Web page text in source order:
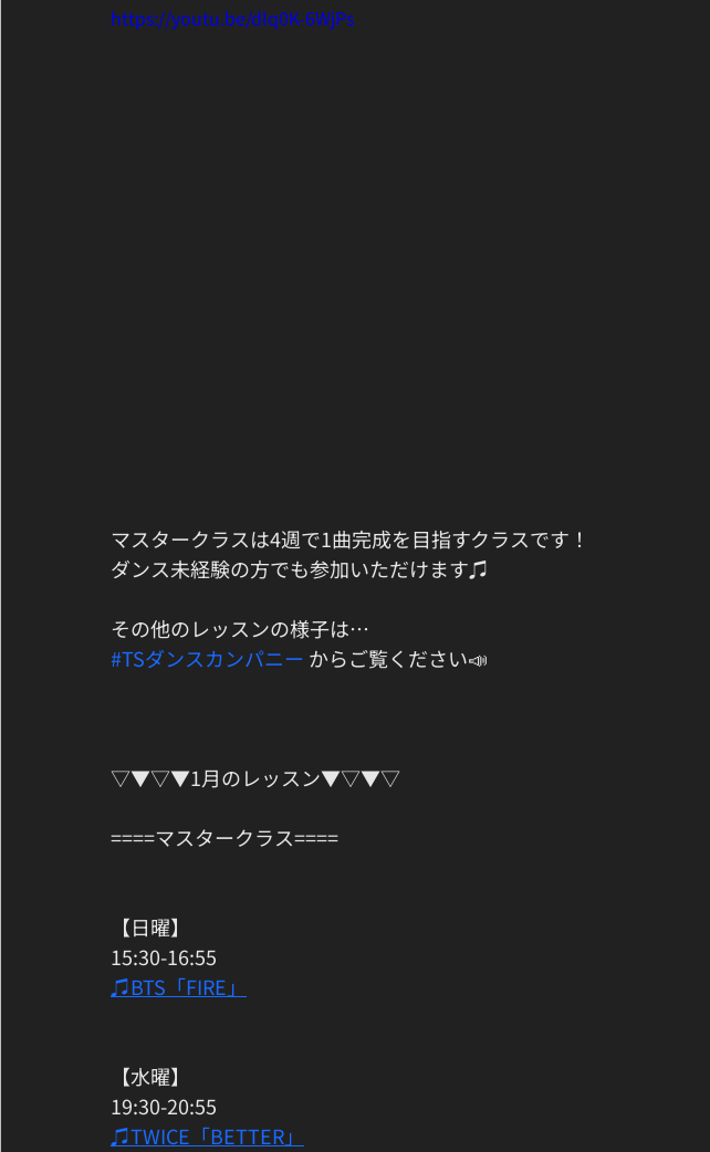
https://youtu.be/dlq0K-6WjPs
マスタークラスは4週で1曲完成を目指すクラスです！﻿
ダンス未経験の方でも参加いただけます♫﻿
その他のレッスンの様子は…﻿
#TSダンスカンパニー からご覧ください📣﻿
▽▼▽▼1月のレッスン▼▽▼▽﻿
====マスタークラス====
【日曜】
15:30-16:55
♫BTS「FIRE」
【水曜】
19:30-20:55
♫TWICE「BETTER」